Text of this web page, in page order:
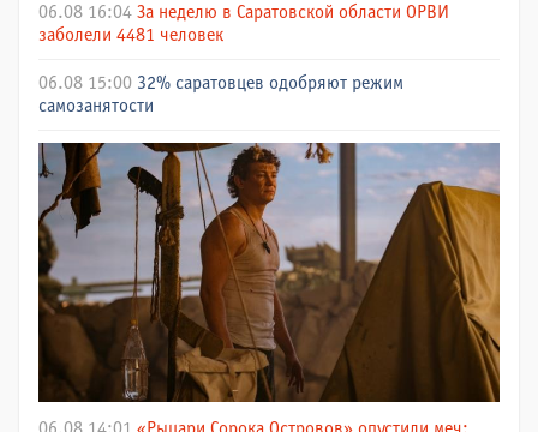
06.08 16:04 За неделю в Саратовской области ОРВИ
заболели 4481 человек
06.08 15:00 32% саратовцев одобряют режим
самозанятости